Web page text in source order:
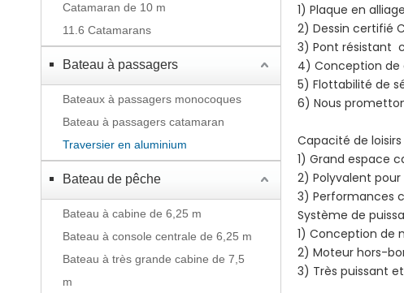
Catamaran de 10 m
11.6 Catamarans
Bateau à passagers
Bateaux à passagers monocoques
Bateau à passagers catamaran
Traversier en aluminium
Bateau de pêche
Bateau à cabine de 6,25 m
Bateau à console centrale de 6,25 m
Bateau à très grande cabine de 7,5
m
1) Plaque en
2) Dessin certifié
3) Pont résistant
4) Conception de
5) Flottabilité de
6) Nous
Capacité de
1) Grand espace
2) Polyvalent
3) Performances
Système de
1) Conception de
2) Moteur hors-
3) Très puissant